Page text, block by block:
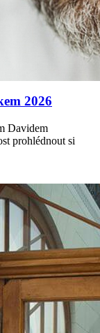
2026
Davidem
prohlédnout si